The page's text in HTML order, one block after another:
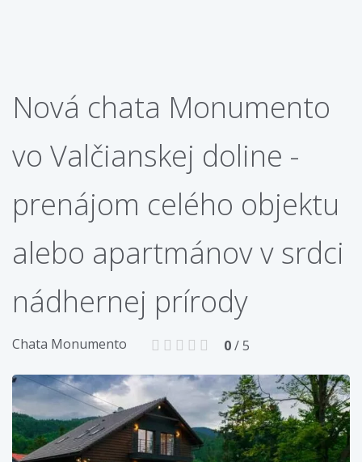
Nová chata Monumento
vo Valčianskej doline -
prenájom celého objektu
alebo apartmánov v srdci
nádhernej prírody
Chata Monumento 0/ 5